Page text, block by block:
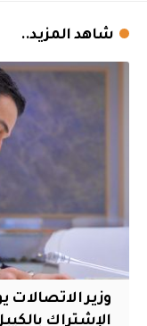
شاهد المزيد..
الإشتراك